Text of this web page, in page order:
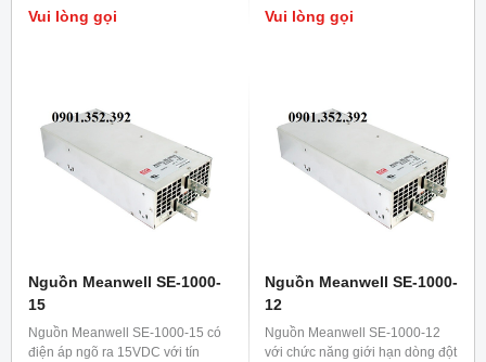
khiển ON-OFF từ xa , thường
dùng trong viễn thông.
Vui lòng gọi
lĩnh vực chiếu sáng LED,LED
trang trí và các thiết bị điện tử
Vui lòng gọi
Nguồn Meanwell SE-1000-
15
Nguồn Meanwell SE-1000-15 có
điện áp ngõ ra 15VDC với tín
Nguồn Meanwell SE-1000-
12
Nguồn Meanwell SE-1000-12
với chức năng giới hạn dòng đột